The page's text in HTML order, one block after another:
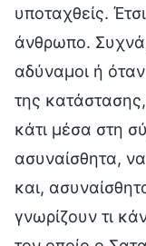
υποταχθείς.
άνθρωπο. Συχνά,
αδύναμοι ή
της
κάτι μέσα στη
ασυναίσθητα,
και,
γνωρίζουν τι